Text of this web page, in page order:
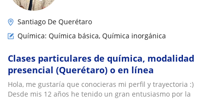
Santiago De Querétaro
Química: Química básica, Química inorgánica
Clases particulares de química, modalidad
presencial (Querétaro) o en línea
Hola, me gustaría que conocieras mi perfil y trayectoria :)
Desde mis 12 años he tenido un gran entusiasmo por la